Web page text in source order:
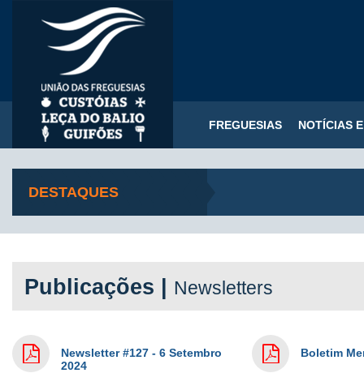
FREGUESIAS NOTÍCIAS
DESTAQUES
Publicações | Newsletters
Newsletter #127 - 6 Setembro
2024
Boletim